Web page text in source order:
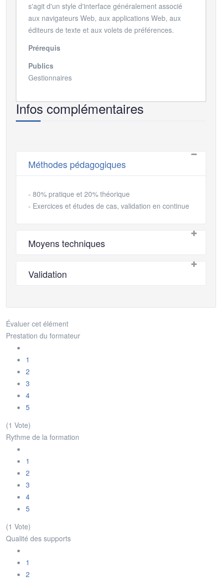
s'agit d'un style d'interface généralement associé
aux navigateurs Web, aux applications Web, aux
éditeurs de texte et aux volets de préférences.
Prérequis
Publics
Gestionnaires
Infos complémentaires
Méthodes pédagogiques
- 80% pratique et 20% théorique
- Exercices et études de cas, validation en continue
Moyens techniques
Validation
Évaluer cet élément
Prestation du formateur
1
2
3
4
5
(1 Vote)
Rythme de la formation
1
2
3
4
5
(1 Vote)
Qualité des supports
1
2